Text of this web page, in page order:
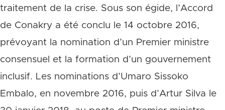
traitement de la crise. Sous son égide, l’Accord
de Conakry a été conclu le 14 octobre 2016,
prévoyant la nomination d’un Premier ministre
consensuel et la formation d’un gouvernement
inclusif. Les nominations d’Umaro Sissoko
Embalo, en novembre 2016, puis d’Artur Silva le